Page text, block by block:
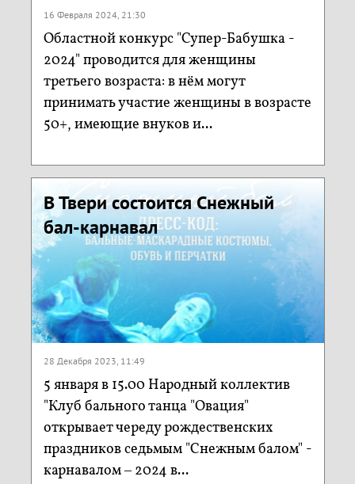
16 Февраля 2024, 21:30
Областной конкурс "Супер-Бабушка -
2024" проводится для женщины
третьего возраста: в нём могут
принимать участие женщины в возрасте
50+, имеющие внуков и...
В Твери состоится Снежный
бал-карнавал
28 Декабря 2023, 11:49
5 января в 15.00 Народный коллектив
"Клуб бального танца "Овация"
открывает череду рождественских
праздников седьмым "Снежным балом" -
карнавалом – 2024 в...